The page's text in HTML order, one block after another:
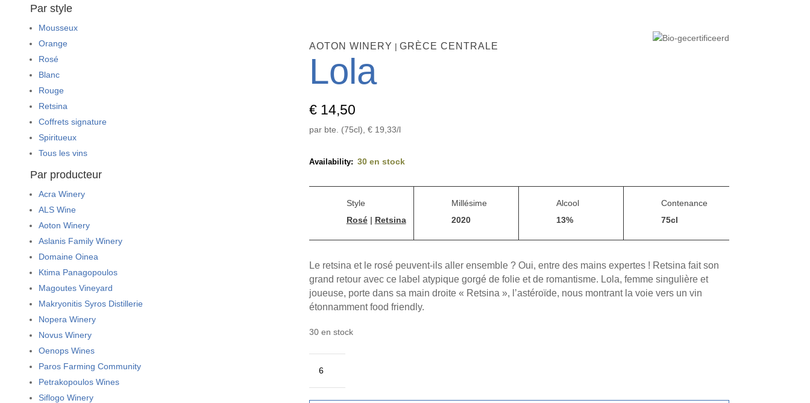
Par style
Mousseux
Orange
Rosé
Blanc
Rouge
Retsina
Coffrets signature
Spiritueux
Tous les vins
Par producteur
Acra Winery
ALS Wine
Aoton Winery
Aslanis Family Winery
Domaine Oinea
Ktima Panagopoulos
Magoutes Vineyard
Makryonitis Syros Distillerie
Nopera Winery
Novus Winery
Oenops Wines
Paros Farming Community
Petrakopoulos Wines
Siflogo Winery
AOTON WINERY | GRÈCE CENTRALE
Lola
€14,50
par bte. (75cl), €19,33/l
30 en stock
Style
Rosé| Retsina
Millésime
2020
Alcool
13%
Contenance
75cl
Le retsina et le rosé peuvent-ils aller ensemble ? Oui, entre des mains expertes ! Retsina fait son
grand retour avec ce label atypique gorgé de folie et de romantisme. Lola, femme singulière et
joueuse, porte dans sa main droite « Retsina », l’astéroïde, nous montrant la voie vers un vin
étonnamment food friendly.
30 en stock
Lola